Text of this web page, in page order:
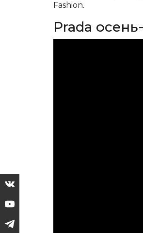
Fashion.
Prada